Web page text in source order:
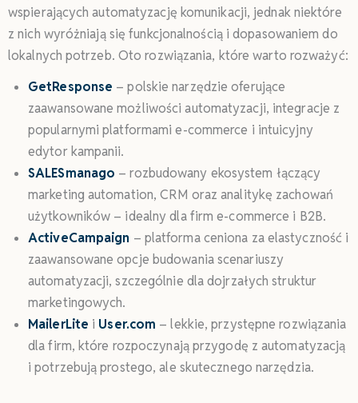
wspierających automatyzację komunikacji, jednak niektóre
z nich wyróżniają się funkcjonalnością i dopasowaniem do
lokalnych potrzeb. Oto rozwiązania, które warto rozważyć:
GetResponse – polskie narzędzie oferujące
zaawansowane możliwości automatyzacji, integracje z
popularnymi platformami e-commerce i intuicyjny
edytor kampanii.
SALESmanago – rozbudowany ekosystem łączący
marketing automation, CRM oraz analitykę zachowań
użytkowników – idealny dla firm e-commerce i B2B.
ActiveCampaign – platforma ceniona za elastyczność i
zaawansowane opcje budowania scenariuszy
automatyzacji, szczególnie dla dojrzałych struktur
marketingowych.
MailerLite i User.com – lekkie, przystępne rozwiązania
dla firm, które rozpoczynają przygodę z automatyzacją
i potrzebują prostego, ale skutecznego narzędzia.